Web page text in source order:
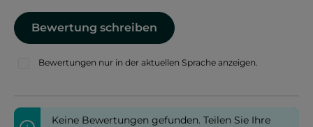
Bewertung schreiben
Bewertungen nur in der aktuellen Sprache anzeigen.
Keine Bewertungen gefunden. Teilen Sie Ihre